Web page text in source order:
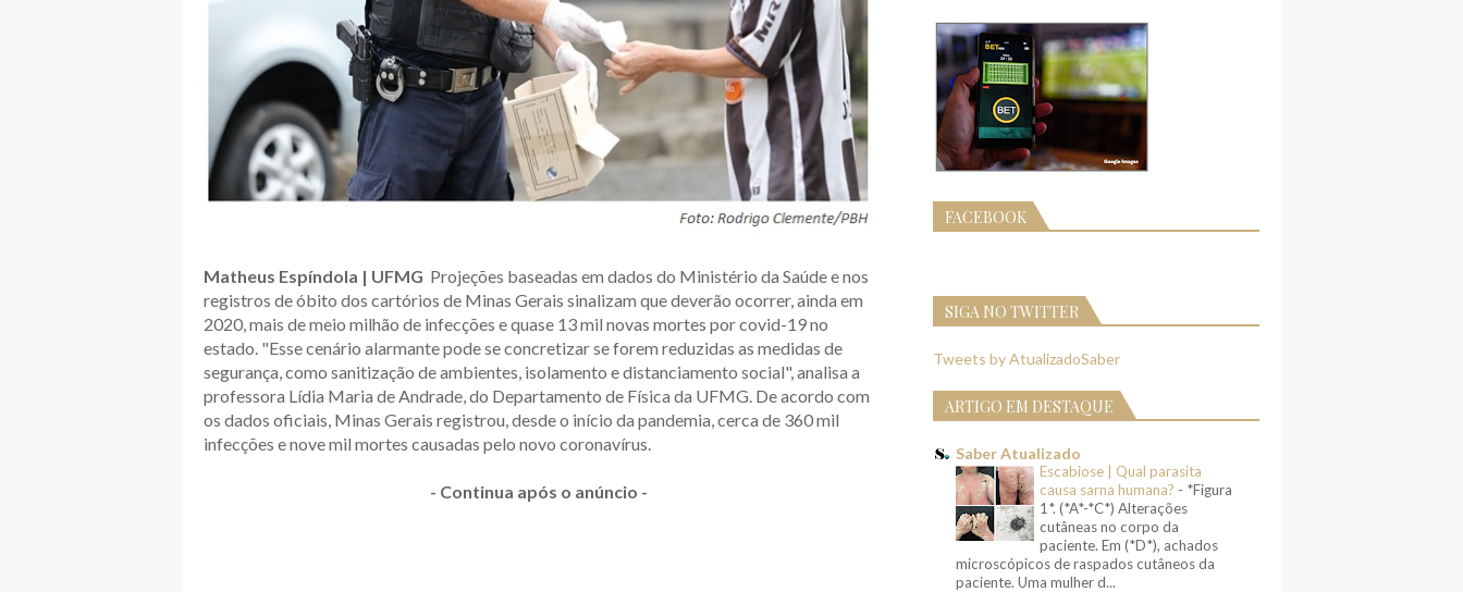
Matheus Espíndola | UFMG Projeções baseadas em dados do Ministério da Saúde e nos
registros de óbito dos cartórios de Minas Gerais sinalizam que deverão ocorrer, ainda em
2020, mais de meio milhão de infecções e quase 13 mil novas mortes por covid-19 no
estado. "Esse cenário alarmante pode se concretizar se forem reduzidas as medidas de
segurança, como sanitização de ambientes, isolamento e distanciamento social", analisa a
professora Lídia Maria de Andrade, do Departamento de Física da UFMG. De acordo com
os dados oficiais, Minas Gerais registrou, desde o início da pandemia, cerca de 360 mil
infecções e nove mil mortes causadas pelo novo coronavírus.
- Continua após o anúncio -
FACEBOOK
SIGA NO TWITTER
Tweets by AtualizadoSaber
ARTIGO EM DESTAQUE
Saber Atualizado
Escabiose | Qual parasita
causa sarna humana? - *Figura
1*. (*A*-*C*) Alterações
cutâneas no corpo da
paciente. Em (*D*), achados
microscópicos de raspados cutâneos da
paciente. Uma mulher d...